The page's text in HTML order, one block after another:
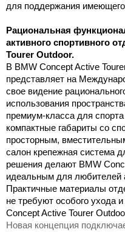
для поддержания
Рациональная
активного спортивного
Tourer Outdoor.
В BMW Concept Active
представляет на
свое видение
использования
премиум-класса для
компактные габариты со
просторным,
салон крепежная система
решения делают BMW
идеальным для любителей
Практичные материалы
не требуют особого ухода
Concept Active Tourer
Новая концепция